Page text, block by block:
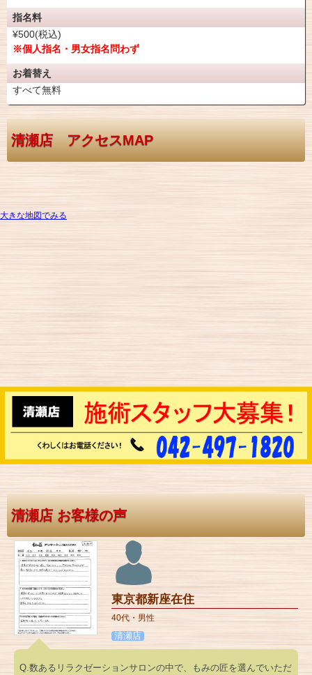
指名料
¥500(税込)
※個人指名・男女指名問わず
お着替え
すべて無料
清瀬店 アクセスMAP
大きな地図でみる
清瀬店 お客様の声
東京都新座在住
40代・男性
清瀬店
Q.数あるリラクゼーションサロンの中で、もみの匠を選んでいただ